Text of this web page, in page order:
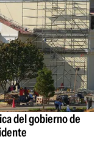
del gobierno de